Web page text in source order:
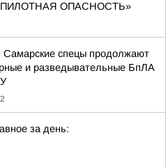
ОПАСНОСТЬ»
спецы продолжают
и разведывательные БпЛА
за день: